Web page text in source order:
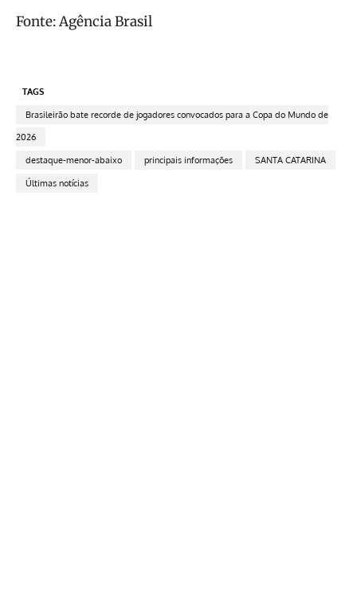
Fonte: Agência Brasil
TAGS
Brasileirão bate recorde de jogadores convocados para a Copa do Mundo de
2026
destaque-menor-abaixo principais informações SANTA CATARINA
Últimas notícias